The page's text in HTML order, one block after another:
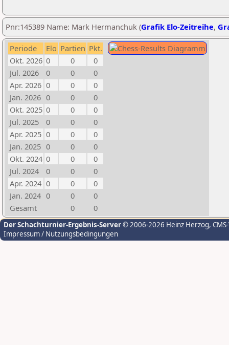
Pnr:145389 Name: Mark Hermanchuk (Grafik Elo-Zeitreihe,
Periode Elo Partien Pkt.
Okt. 2026 0 0
0
Jul. 2026
0 0
0
Apr. 2026 0 0
0
Jan. 2026 0 0
0
Okt. 2025 0 0
0
Jul. 2025
0 0
0
Apr. 2025 0 0
0
Jan. 2025 0 0
0
Okt. 2024 0 0
0
Jul. 2024
0 0
0
Apr. 2024 0 0
0
Jan. 2024 0 0
0
Gesamt
0 0
Der Schachturnier-Ergebnis-Server© 2006-2026 Heinz Herzog,
Impressum / Nutzungsbedingungen